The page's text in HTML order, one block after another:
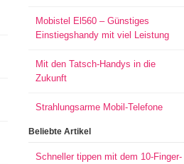
Mobistel El560 – Günstiges
Einstiegshandy mit viel Leistung
Mit den Tatsch-Handys in die
Zukunft
Strahlungsarme Mobil-Telefone
Beliebte Artikel
Schneller tippen mit dem 10-Finger-